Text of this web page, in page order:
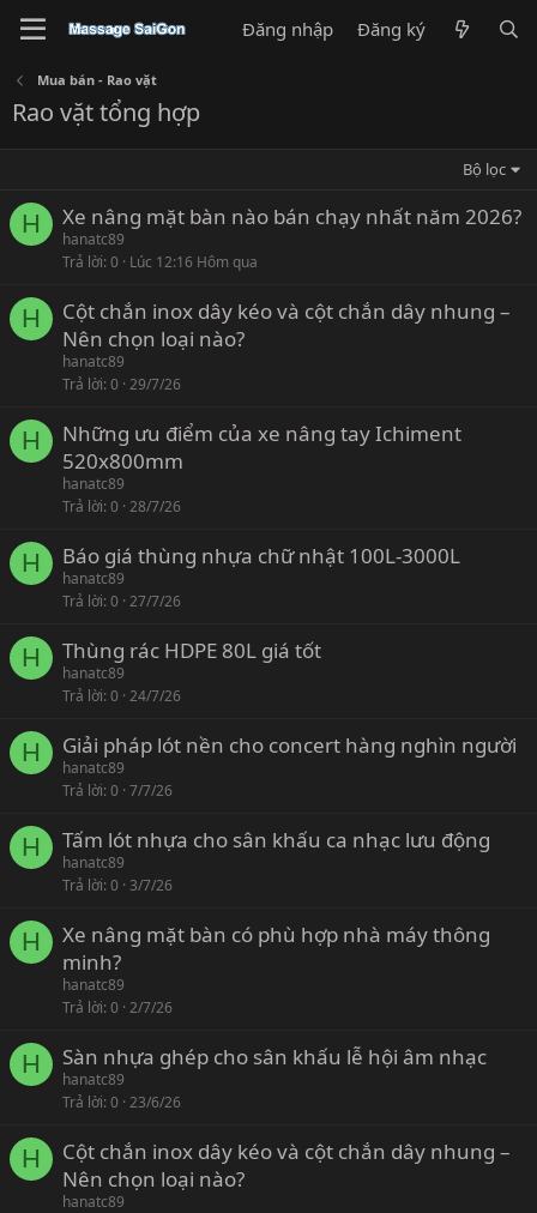
Đăng nhập Đăng ký
Mua bán - Rao vặt
Rao vặt tổng hợp
Bộ lọc
H Xe nâng mặt bàn nào bán chạy nhất năm 2026?
hanatc89
Trả lời 0 Lúc 12:16 Hôm qua
H
Cột chắn inox dây kéo và cột chắn dây nhung –
Nên chọn loại nào?
hanatc89
Trả lời 0 29/7/26
H
Những ưu điểm của xe nâng tay Ichiment
520x800mm
hanatc89
Trả lời 0 28/7/26
H Báo giá thùng nhựa chữ nhật 100L-3000L
hanatc89
Trả lời 0 27/7/26
H Thùng rác HDPE 80L giá tốt
hanatc89
Trả lời 0 24/7/26
H Giải pháp lót nền cho concert hàng nghìn người
hanatc89
Trả lời 0 7/7/26
H Tấm lót nhựa cho sân khấu ca nhạc lưu động
hanatc89
Trả lời 0 3/7/26
H
Xe nâng mặt bàn có phù hợp nhà máy thông
minh?
hanatc89
Trả lời 0 2/7/26
H Sàn nhựa ghép cho sân khấu lễ hội âm nhạc
hanatc89
Trả lời 0 23/6/26
H
Cột chắn inox dây kéo và cột chắn dây nhung –
Nên chọn loại nào?
hanatc89